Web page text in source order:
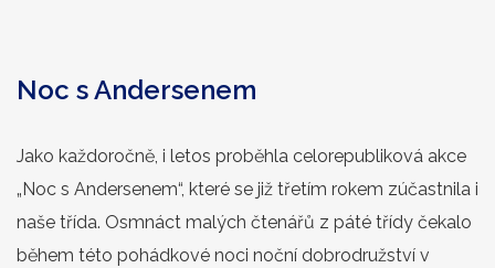
Noc s Andersenem
Jako každoročně, i letos proběhla celorepubliková akce
„Noc s Andersenem“, které se již třetím rokem zúčastnila i
naše třída. Osmnáct malých čtenářů z páté třídy čekalo
během této pohádkové noci noční dobrodružství v